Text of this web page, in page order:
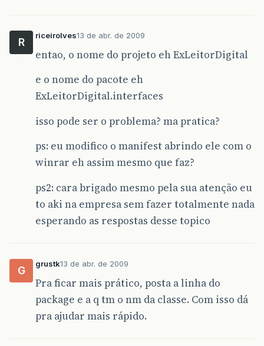
R
riceirolves13 de abr. de 2009
entao, o nome do projeto eh ExLeitorDigital
e o nome do pacote eh
ExLeitorDigital.interfaces
isso pode ser o problema? ma pratica?
ps: eu modifico o manifest abrindo ele com o
winrar eh assim mesmo que faz?
ps2: cara brigado mesmo pela sua atenção eu
to aki na empresa sem fazer totalmente nada
esperando as respostas desse topico
G
grustk13 de abr. de 2009
Pra ficar mais prático, posta a linha do
package e a q tm o nm da classe. Com isso dá
pra ajudar mais rápido.